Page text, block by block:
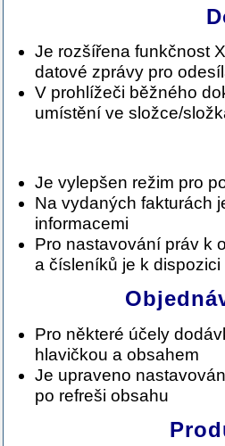
Je rozšířena funkčnost
datové zprávy pro
V prohlížeči běžného
umístění ve složce/
Je vylepšen režim pro
Na vydaných fakturách
informacemi
Pro nastavování práv k
a čísleníků je k
Pro některé účely
hlavičkou a obsahem
Je upraveno
po refreši obsahu